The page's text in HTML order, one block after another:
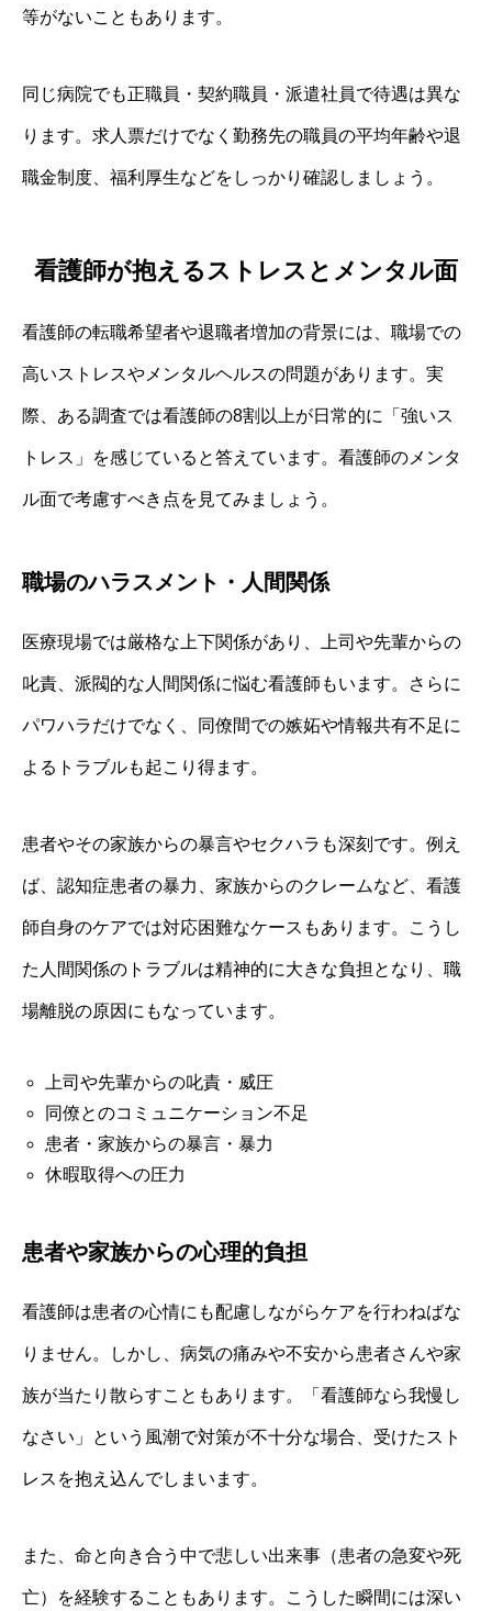
等がないこともあります。
同じ病院でも正職員・契約職員・派遣社員で待遇は異な
ります。求人票だけでなく勤務先の職員の平均年齢や退
職金制度、福利厚生などをしっかり確認しましょう。
看護師が抱えるストレスとメンタル面
看護師の転職希望者や退職者増加の背景には、職場での
高いストレスやメンタルヘルスの問題があります。実
際、ある調査では看護師の8割以上が日常的に「強いス
トレス」を感じていると答えています。看護師のメンタ
ル面で考慮すべき点を見てみましょう。
職場のハラスメント・人間関係
医療現場では厳格な上下関係があり、上司や先輩からの
叱責、派閥的な人間関係に悩む看護師もいます。さらに
パワハラだけでなく、同僚間での嫉妬や情報共有不足に
よるトラブルも起こり得ます。
患者やその家族からの暴言やセクハラも深刻です。例え
ば、認知症患者の暴力、家族からのクレームなど、看護
師自身のケアでは対応困難なケースもあります。こうし
た人間関係のトラブルは精神的に大きな負担となり、職
場離脱の原因にもなっています。
上司や先輩からの叱責・威圧
同僚とのコミュニケーション不足
患者・家族からの暴言・暴力
休暇取得への圧力
患者や家族からの心理的負担
看護師は患者の心情にも配慮しながらケアを行わねばな
りません。しかし、病気の痛みや不安から患者さんや家
族が当たり散らすこともあります。「看護師なら我慢し
なさい」という風潮で対策が不十分な場合、受けたスト
レスを抱え込んでしまいます。
また、命と向き合う中で悲しい出来事（患者の急変や死
亡）を経験することもあります。こうした瞬間には深い